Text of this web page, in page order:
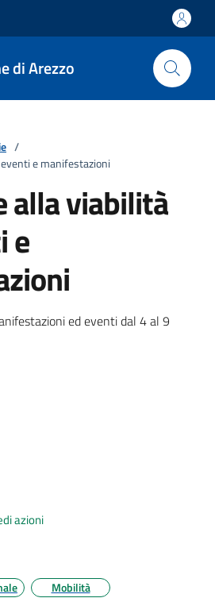
di Arezzo
/
e manifestazioni
alla viabilità
e
notiziaed eventi dal 4 al 9
azioni
Mobilità